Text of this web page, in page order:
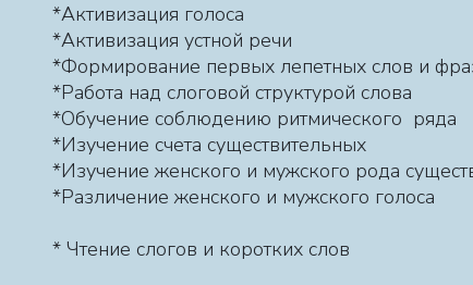
*Активизация голоса
*Активизация устной речи
*Формирование первых лепетных слов и
*Работа над слоговой структурой слова
*Обучение соблюдению ритмического ряда
*Изучение счета существительных
*Изучение женского и мужского рода
*Различение женского и мужского голоса
* Чтение слогов и коротких слов